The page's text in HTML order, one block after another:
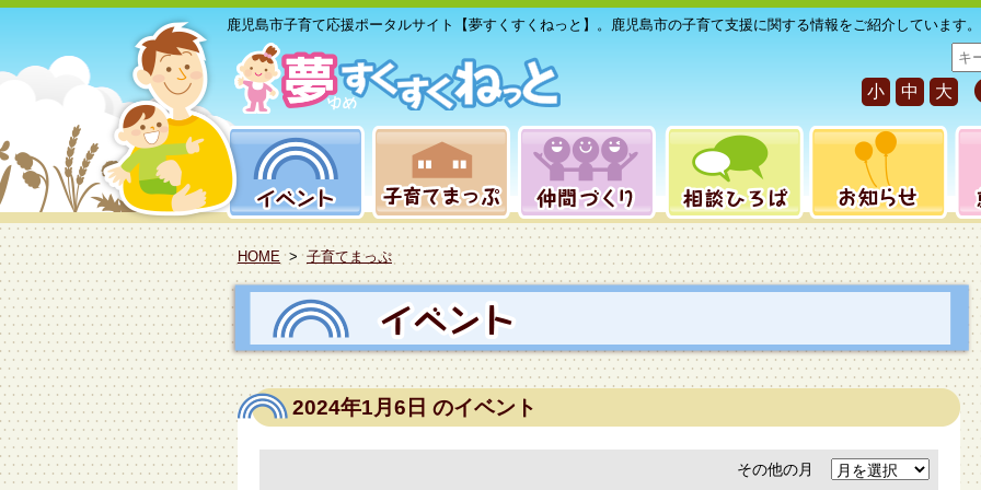
鹿児島市子育て応援ポータルサイト【夢すくすくねっと】。鹿児島市の子育て支援に関する情報をご紹介しています。
サ
イ
ト
内
小 中 大
HOME > 子育てまっぷ
2024年1月6日 のイベント
その他の月